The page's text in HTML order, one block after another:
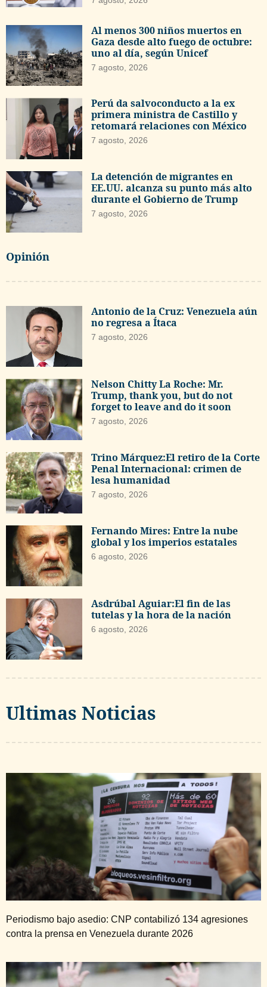
Al menos 300 niños muertos en
Gaza desde alto fuego de octubre:
uno al día, según Unicef
7 agosto, 2026
Perú da salvoconducto a la ex
primera ministra de Castillo y
retomará relaciones con México
7 agosto, 2026
La detención de migrantes en
EE.UU. alcanza su punto más alto
durante el Gobierno de Trump
7 agosto, 2026
Opinión
Antonio de la Cruz: Venezuela aún
no regresa a Ítaca
7 agosto, 2026
Nelson Chitty La Roche: Mr.
Trump, thank you, but do not
forget to leave and do it soon
7 agosto, 2026
Trino Márquez:El retiro de la Corte
Penal Internacional: crimen de
lesa humanidad
7 agosto, 2026
Fernando Mires: Entre la nube
global y los imperios estatales
6 agosto, 2026
Asdrúbal Aguiar:El fin de las
tutelas y la hora de la nación
6 agosto, 2026
Ultimas Noticias
Periodismo bajo asedio: CNP contabilizó 134 agresiones
contra la prensa en Venezuela durante 2026